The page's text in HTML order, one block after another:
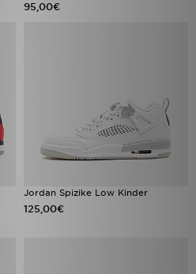
95,00€
Jordan Spizike Low Kinder
125,00€